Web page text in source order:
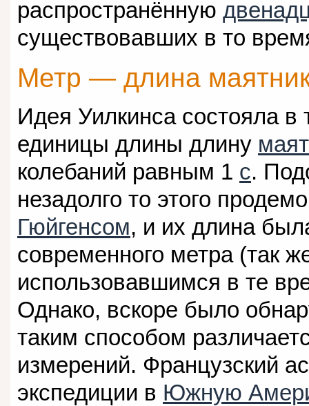
распространённую
существовавших в то
Метр — длина
Идея Уилкинса состояла
единицы длины длину
колебаний равным 1 с.
незадолго то этого
Гюйгенсом, и их длина
современного метра (так
использовавшимся в те
Однако, вскоре было
таким способом
измерений. Французский
экспедиции в Южную